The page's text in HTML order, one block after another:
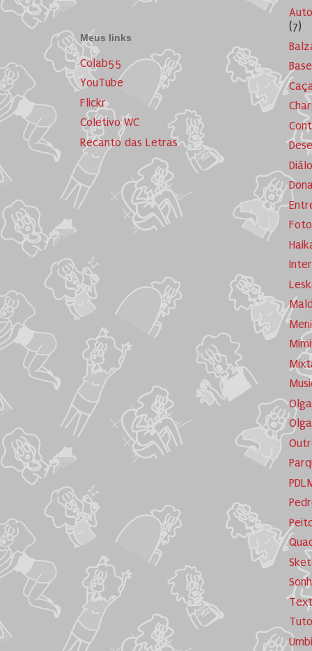
Meus links
Colab55
YouTube
Flickr
Coletivo WC
Recanto das Letras
(7)
Olga